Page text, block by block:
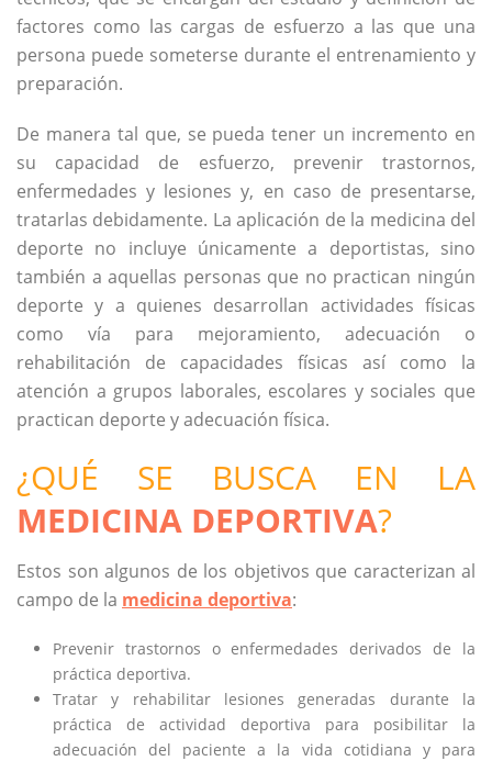
factores como las cargas de esfuerzo a las que una
persona puede someterse durante el entrenamiento y
preparación.
De manera tal que, se pueda tener un incremento en
su capacidad de esfuerzo, prevenir trastornos,
enfermedades y lesiones y, en caso de presentarse,
tratarlas debidamente. La aplicación de la medicina del
deporte no incluye únicamente a deportistas, sino
también a aquellas personas que no practican ningún
deporte y a quienes desarrollan actividades físicas
como vía para mejoramiento, adecuación o
rehabilitación de capacidades físicas así como la
atención a grupos laborales, escolares y sociales que
practican deporte y adecuación física.
¿QUÉ SE BUSCA EN LA
MEDICINA DEPORTIVA?
Estos son algunos de los objetivos que caracterizan al
campo de la medicina deportiva:
Prevenir trastornos o enfermedades derivados de la
práctica deportiva.
Tratar y rehabilitar lesiones generadas durante la
práctica de actividad deportiva para posibilitar la
adecuación del paciente a la vida cotidiana y para